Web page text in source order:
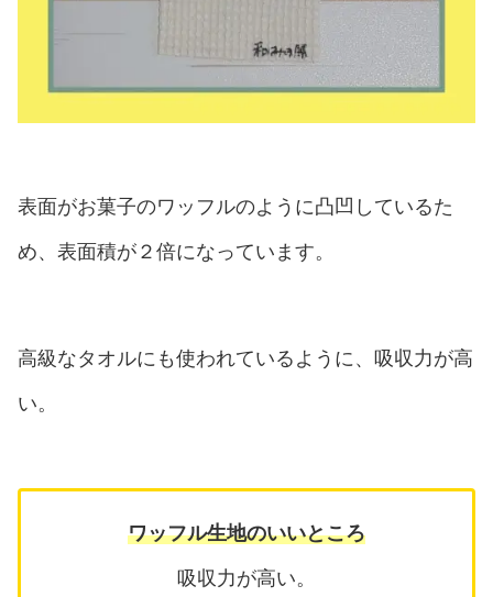
表面がお菓子のワッフルのように凸凹しているた
め、表面積が２倍になっています。
高級なタオルにも使われているように、吸収力が高
い。
ワッフル生地のいいところ
吸収力が高い。